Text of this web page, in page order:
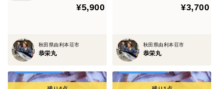
¥5,900
秋田県由利本荘市
恭栄丸
¥3,700
秋田県由利本荘市
恭栄丸